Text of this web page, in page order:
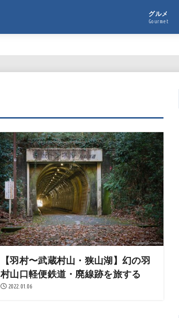
グルメ
Gourmet
【羽村〜武蔵村山・狭山湖】幻の羽
村山口軽便鉄道・廃線跡を旅する
2022.01.06